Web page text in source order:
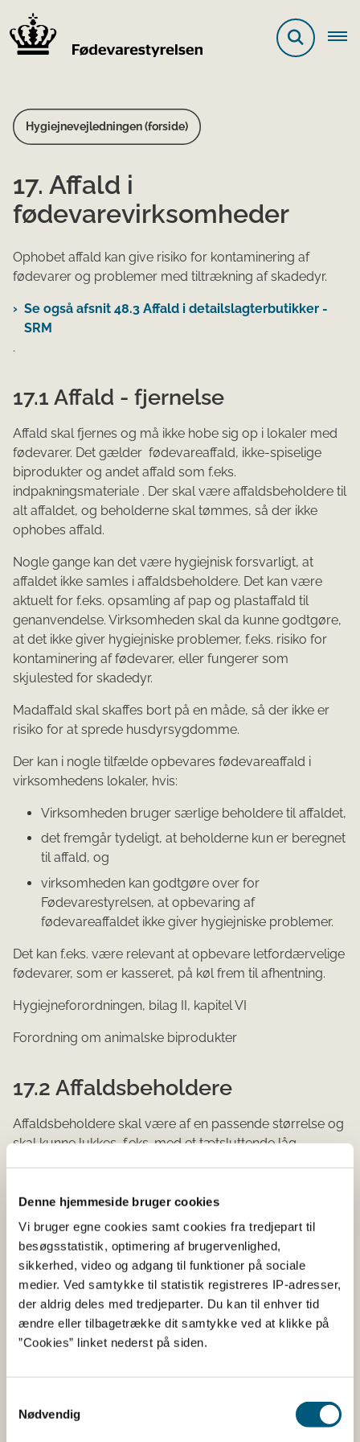
Denne hjemmeside bruger cookies
Vi bruger egne cookies samt cookies fra tredjepart til
besøgsstatistik, optimering af brugervenlighed,
sikkerhed, video og adgang til funktioner på sociale
medier. Ved samtykke til statistik registreres IP-adresser,
der aldrig deles med tredjeparter. Du kan til enhver tid
ændre eller tilbagetrække dit samtykke ved at klikke på
”Cookies” linket nederst på siden.
Nødvendig
Hygiejnevejledningen (forside)
17. Affald i
fødevarevirksomheder
Ophobet affald kan give risiko for kontaminering af
fødevarer og problemer med tiltrækning af skadedyr.
Se også afsnit 48.3 Affald i detailslagterbutikker -
SRM
.
17.1 Affald - fjernelse
Affald skal fjernes og må ikke hobe sig op i lokaler med
fødevarer. Det gælder fødevareaffald, ikke-spiselige
biprodukter og andet affald som f.eks.
indpakningsmateriale . Der skal være affaldsbeholdere til
alt affaldet, og beholderne skal tømmes, så der ikke
ophobes affald.
Nogle gange kan det være hygiejnisk forsvarligt, at
affaldet ikke samles i affaldsbeholdere. Det kan være
aktuelt for f.eks. opsamling af pap og plastaffald til
genanvendelse. Virksomheden skal da kunne godtgøre,
at det ikke giver hygiejniske problemer, f.eks. risiko for
kontaminering af fødevarer, eller fungerer som
skjulested for skadedyr.
Madaffald skal skaffes bort på en måde, så der ikke er
risiko for at sprede husdyrsygdomme.
Der kan i nogle tilfælde opbevares fødevareaffald i
virksomhedens lokaler, hvis:
Virksomheden bruger særlige beholdere til affaldet,
det fremgår tydeligt, at beholderne kun er beregnet
til affald, og
virksomheden kan godtgøre over for
Fødevarestyrelsen, at opbevaring af
fødevareaffaldet ikke giver hygiejniske problemer.
Det kan f.eks. være relevant at opbevare letfordærvelige
fødevarer, som er kasseret, på køl frem til afhentning.
Hygiejneforordningen, bilag II, kapitel VI
Forordning om animalske biprodukter
17.2 Affaldsbeholdere
Affaldsbeholdere skal være af en passende størrelse og
skal kunne lukkes, f.eks. med et tætsluttende låg,
Affaldsbeholdere skal være hensigtsmæssigt udformet,
holdes i god stand og være lette at rengøre. Det kan
f.eks. være faste beholdere i et afvaskeligt materiale,
f.eks. plast, eller et affaldsstativ med en plast- eller
papirpose. Nogle steder kan det være en fordel at bruge
pedalbetjente affaldsbeholdere.
Hygiejneforordningen, bilag II, kapitel VI, punkt 2
renovationsrum